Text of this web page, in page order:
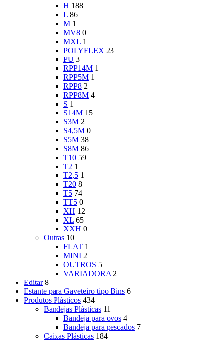
H 188
L 86
M 1
MV8 0
MXL 1
POLYFLEX 23
PU 3
RPP14M 1
RPP5M 1
RPP8 2
RPP8M 4
S 1
S14M 15
S3M 2
S4,5M 0
S5M 38
S8M 86
T10 59
T2 1
T2,5 1
T20 8
T5 74
TT5 0
XH 12
XL 65
XXH 0
Outras 10
FLAT 1
MINI 2
OUTROS 5
VARIADORA 2
Editar 8
Estante para Gaveteiro tipo Bins 6
Produtos Plásticos 434
Bandejas Plásticas 11
Bandeja para ovos 4
Bandeja para pescados 7
Caixas Plásticas 184